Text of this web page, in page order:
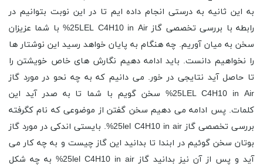
به این ثانیه به درستی انجام داده ایم تا در این نوبت بتوانیم در
رابطه با بررسی تخصصی گاز 25LEL C4H10 in Air% با شما عزیزان
سخن به میان آوریم. چه هنگام به پایان خواهد رسید این نوشتار ها
را نخواهیم دانست. باید ادامه دهیم نگارش های خاص خویشتن را
تا حاصل آید نتایجی در خور. می دانیم که به چه نحو در مورد گاز
25LEL C4H10 in Air% سخن گویم با شما تا به صدر آید این
کلمات. پس ادامه می دهیم سخن گفتن از موضوعی که نام کگرفته
بررسی تخصصی گاز 25lel C4H10 in air%. بایستی اندکی در مورد گاز
بوتان سخن گوئیم در ابندا تا بدانید این گاز چیست و به چه کار می
آید و پس از آن نیز بدانید گاز 25lel C4H10 in air% به چه شکل